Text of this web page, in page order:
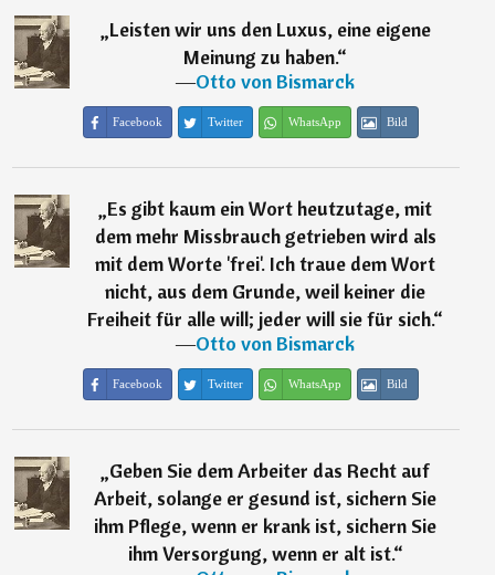
„Leisten wir uns den Luxus, eine eigene
Meinung zu haben.“
―Otto von Bismarck
Facebook Twitter WhatsApp Bild
„Es gibt kaum ein Wort heutzutage, mit
dem mehr Missbrauch getrieben wird als
mit dem Worte 'frei'. Ich traue dem Wort
nicht, aus dem Grunde, weil keiner die
Freiheit für alle will; jeder will sie für sich.“
―Otto von Bismarck
Facebook Twitter WhatsApp Bild
„Geben Sie dem Arbeiter das Recht auf
Arbeit, solange er gesund ist, sichern Sie
ihm Pflege, wenn er krank ist, sichern Sie
ihm Versorgung, wenn er alt ist.“